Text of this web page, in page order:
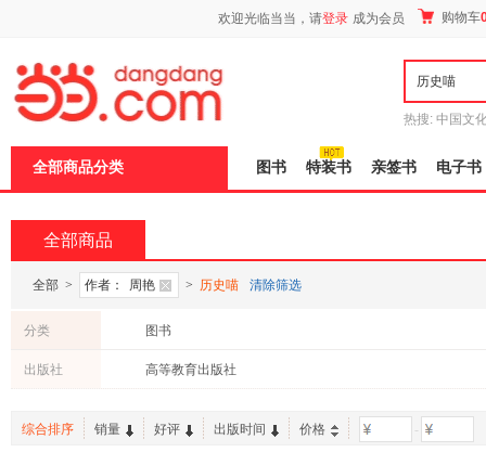
欢迎光临当当，请登录 成为会员 购物车
热搜: 中国文
全部商品分类 图书 特装书 亲签书 电子书
全部商品
全部 > 作者： 周艳 > 历史喵 清除筛选
分类 图书
出版社 高等教育出版社
综合排序 销量 好评 出版时间 价格 -
页
加